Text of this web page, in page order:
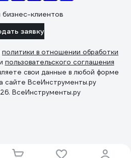
бизнес-клиентов
заявку
политики в отношении обработки
пользовательского соглашения
свои данные в любой форме
сайте ВсеИнструменты.ру
ВсеИнструменты.ру